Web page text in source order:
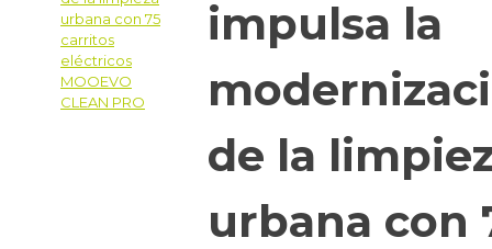
impulsa la
de la
urbana con